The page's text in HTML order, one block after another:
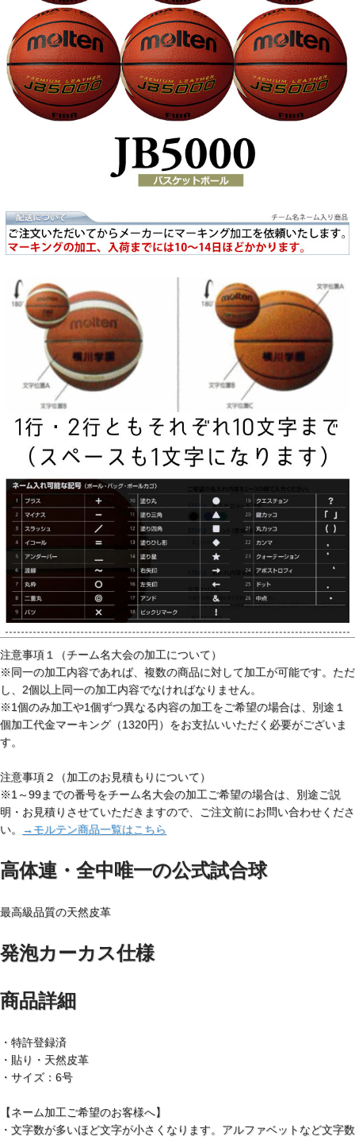
注意事項１（チーム名大会の加工について）
※同一の加工内容であれば、複数の商品に対して加工が可能です。ただ
し、2個以上同一の加工内容でなければなりません。
※1個のみ加工や1個ずつ異なる内容の加工をご希望の場合は、別途１
個加工代金マーキング（1320円）をお支払いいただく必要がございま
す。
注意事項２（加工のお見積もりについて）
※1～99までの番号をチーム名大会の加工ご希望の場合は、別途ご説
明・お見積りさせていただきますので、ご注文前にお問い合わせくださ
い。
→モルテン商品一覧はこちら
高体連・全中唯一の公式試合球
最高級品質の天然皮革
発泡カーカス仕様
商品詳細
・特許登録済
・貼り・天然皮革
・サイズ：6号
【ネーム加工ご希望のお客様へ】
・文字数が多いほど文字が小さくなります。アルファベットなど文字数